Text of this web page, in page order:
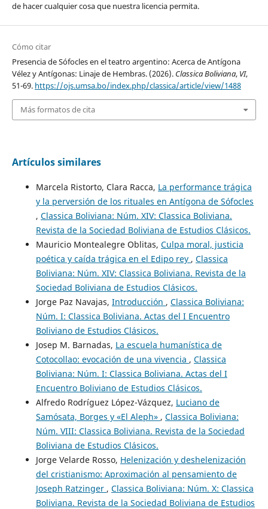
de hacer cualquier cosa que nuestra licencia permita.
Cómo citar
Presencia de Sófocles en el teatro argentino: Acerca de Antígona
Vélez y Antígonas: Linaje de Hembras. (2026). Classica Boliviana, VI,
51-69. https://ojs.umsa.bo/index.php/classica/article/view/1488
Más formatos de cita
Artículos similares
Marcela Ristorto, Clara Racca, La performance trágica
y la perversión de los rituales en Antígona de Sófocles
, Classica Boliviana: Núm. XIV: Classica Boliviana.
Revista de la Sociedad Boliviana de Estudios Clásicos.
Mauricio Montealegre Oblitas, Culpa moral, justicia
poética y caída trágica en el Edipo rey , Classica
Boliviana: Núm. XIV: Classica Boliviana. Revista de la
Sociedad Boliviana de Estudios Clásicos.
Jorge Paz Navajas, Introducción , Classica Boliviana:
Núm. I: Classica Boliviana. Actas del I Encuentro
Boliviano de Estudios Clásicos.
Josep M. Barnadas, La escuela humanística de
Cotocollao: evocación de una vivencia , Classica
Boliviana: Núm. I: Classica Boliviana. Actas del I
Encuentro Boliviano de Estudios Clásicos.
Alfredo Rodríguez López-Vázquez, Luciano de
Samósata, Borges y «El Aleph» , Classica Boliviana:
Núm. VIII: Classica Boliviana. Revista de la Sociedad
Boliviana de Estudios Clásicos.
Jorge Velarde Rosso, Helenización y deshelenización
del cristianismo: Aproximación al pensamiento de
Joseph Ratzinger , Classica Boliviana: Núm. X: Classica
Boliviana. Revista de la Sociedad Boliviana de Estudios